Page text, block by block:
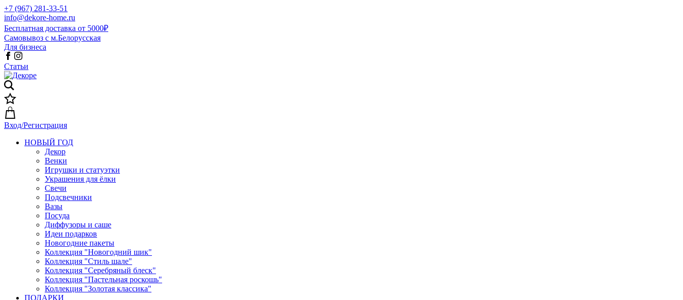
+7 (967) 281-33-51
info@dekore-home.ru
Бесплатная доставка от 5000₽
Самовывоз с м.Белорусская
Для бизнеса
Статьи
Вход/Регистрация
НОВЫЙ ГОД
Декор
Венки
Игрушки и статуэтки
Украшения для ёлки
Свечи
Подсвечники
Вазы
Посуда
Диффузоры и саше
Идеи подарков
Новогодние пакеты
Коллекция "Новогодний шик"
Коллекция "Стиль шале"
Коллекция "Серебряный блеск"
Коллекция "Пастельная роскошь"
Коллекция "Золотая классика"
ПОДАРКИ